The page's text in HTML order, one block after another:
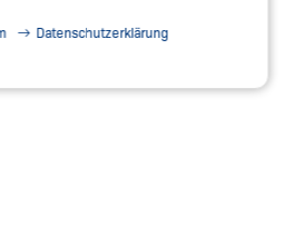
Datenschutzerklärung